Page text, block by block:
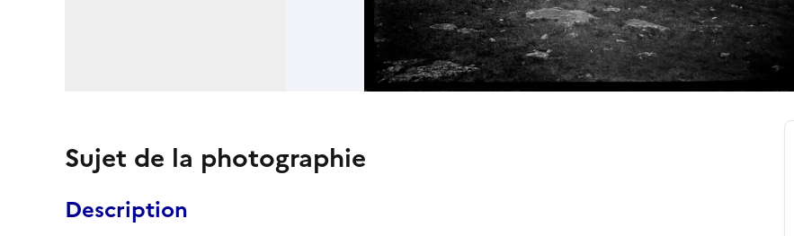
Sujet de la photographie
Description